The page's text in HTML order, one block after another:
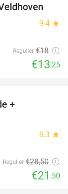
26%
9.4 star
Regulier €18
€13,25
+
8.3 star
Regulier €28,50
€21 ,50